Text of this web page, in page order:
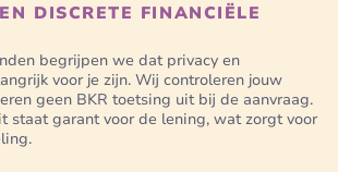
DISCRETE FINANCIËLE
begrijpen we dat privacy en
voor je zijn. Wij controleren jouw
geen BKR toetsing uit bij de aanvraag.
staat garant voor de lening, wat zorgt voor